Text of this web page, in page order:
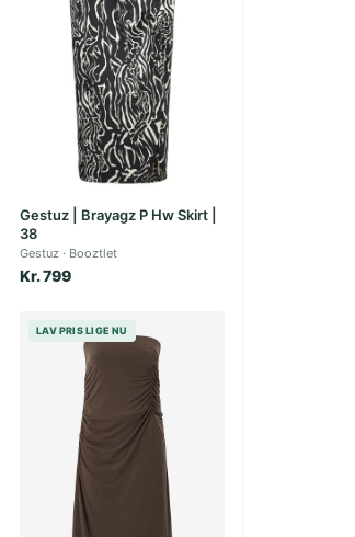
Gestuz | Brayagz P Hw Skirt |
38
Gestuz Booztlet
Kr. 799
LAV PRIS LIGE NU